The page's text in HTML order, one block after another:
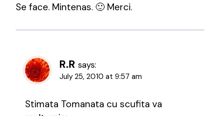
Se face. Mintenas. 🙂 Merci.
R.R says:
July 25, 2010 at 9:57 am
Stimata Tomanata cu scufita va